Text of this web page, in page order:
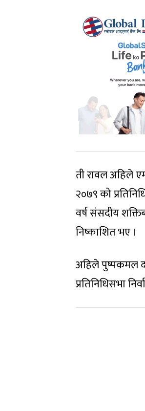
ती रावल अहिले
२०७९ को
वर्ष संसदीय
निष्काशित भए ।
अहिले पुष्पकमल
प्रतिनिधिसभा